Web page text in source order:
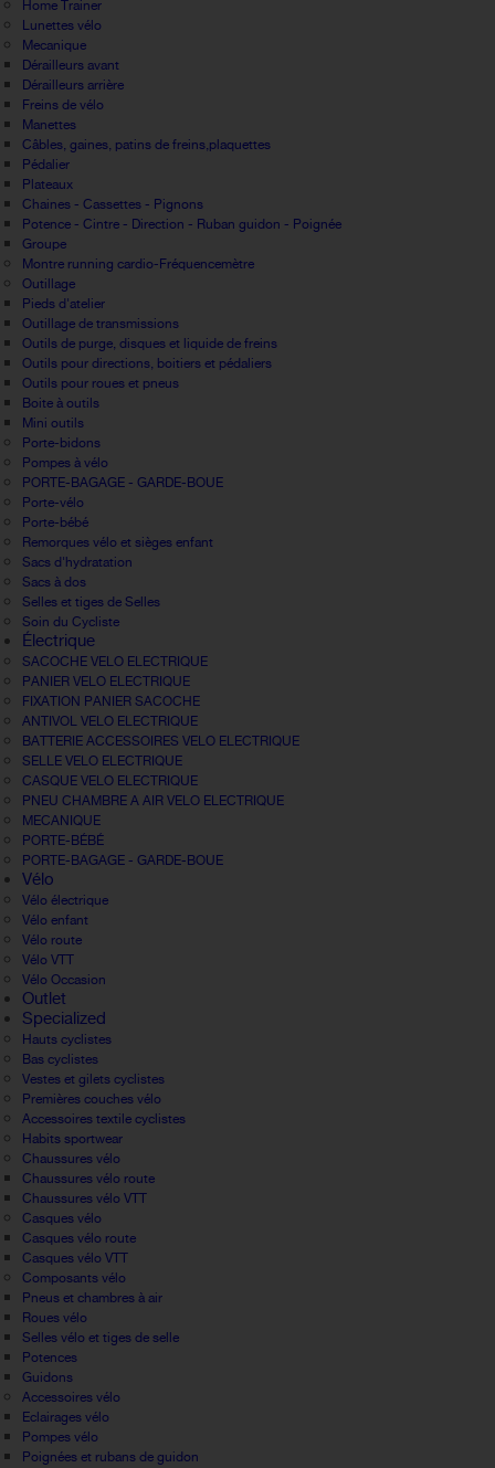
Home Trainer
Lunettes vélo
Mecanique
Dérailleurs avant
Dérailleurs arrière
Freins de vélo
Manettes
Câbles, gaines, patins de freins,plaquettes
Pédalier
Plateaux
Chaines - Cassettes - Pignons
Potence - Cintre - Direction - Ruban guidon - Poignée
Groupe
Montre running cardio-Fréquencemètre
Outillage
Pieds d'atelier
Outillage de transmissions
Outils de purge, disques et liquide de freins
Outils pour directions, boitiers et pédaliers
Outils pour roues et pneus
Boite à outils
Mini outils
Porte-bidons
Pompes à vélo
PORTE-BAGAGE - GARDE-BOUE
Porte-vélo
Porte-bébé
Remorques vélo et sièges enfant
Sacs d'hydratation
Sacs à dos
Selles et tiges de Selles
Soin du Cycliste
Électrique
SACOCHE VELO ELECTRIQUE
PANIER VELO ELECTRIQUE
FIXATION PANIER SACOCHE
ANTIVOL VELO ELECTRIQUE
BATTERIE ACCESSOIRES VELO ELECTRIQUE
SELLE VELO ELECTRIQUE
CASQUE VELO ELECTRIQUE
PNEU CHAMBRE A AIR VELO ELECTRIQUE
MECANIQUE
PORTE-BÉBÉ
PORTE-BAGAGE - GARDE-BOUE
Vélo
Vélo électrique
Vélo enfant
Vélo route
Vélo VTT
Vélo Occasion
Outlet
Specialized
Hauts cyclistes
Bas cyclistes
Vestes et gilets cyclistes
Premières couches vélo
Accessoires textile cyclistes
Habits sportwear
Chaussures vélo
Chaussures vélo route
Chaussures vélo VTT
Casques vélo
Casques vélo route
Casques vélo VTT
Composants vélo
Pneus et chambres à air
Roues vélo
Selles vélo et tiges de selle
Potences
Guidons
Accessoires vélo
Eclairages vélo
Pompes vélo
Poignées et rubans de guidon